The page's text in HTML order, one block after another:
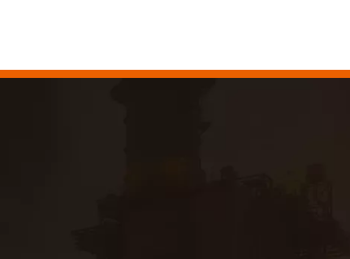
KENDO di pameran Cologne 2023